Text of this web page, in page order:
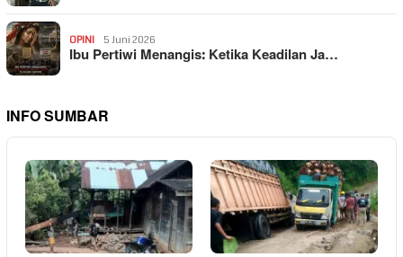
OPINI 5 Juni 2026
Ibu Pertiwi Menangis: Ketika Keadilan Ja…
INFO SUMBAR